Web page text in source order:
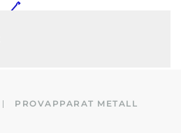
PROVAPPARAT METALL